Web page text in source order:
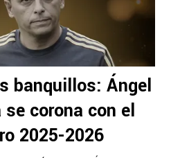
banquillos: Ángel
corona con el
2025-2026